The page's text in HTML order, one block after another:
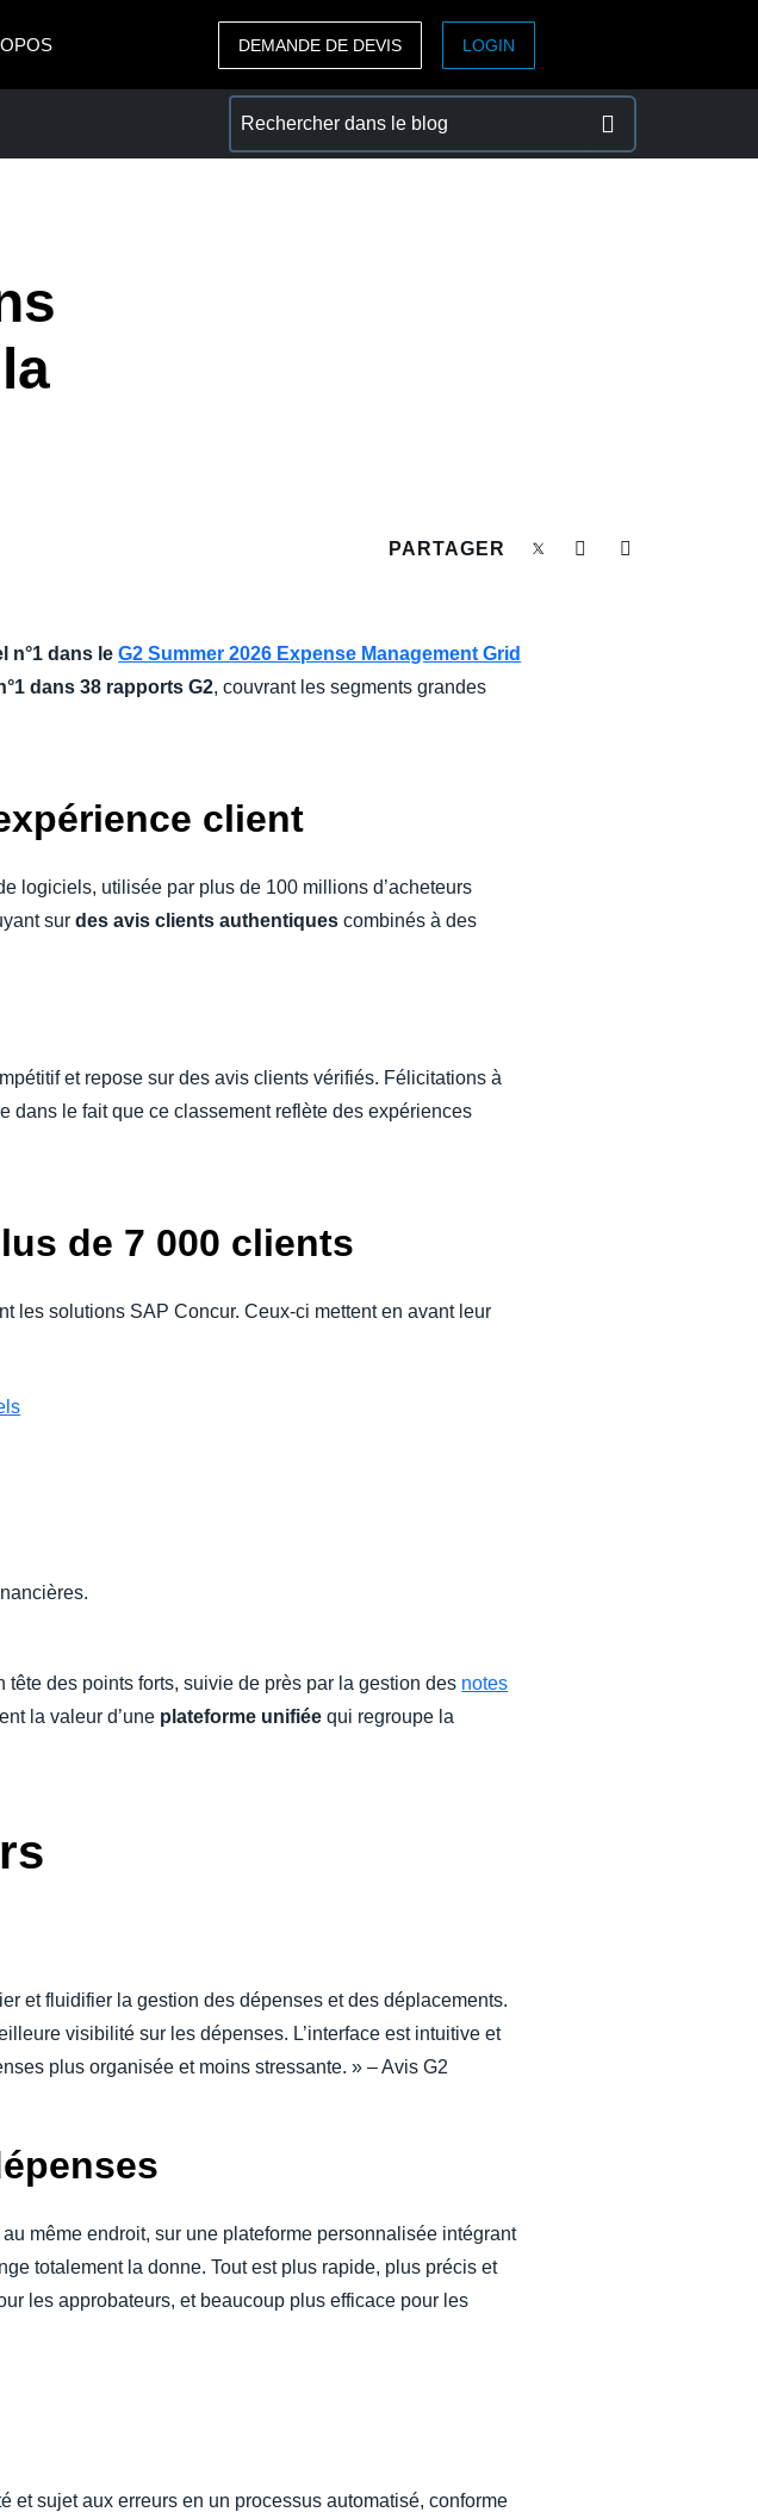
Italia (Italiano)
Norway (English)
ASIA PACIFIC
DEMANDE DE DEVIS LOGIN
PARTAGER
n°1 dans leG2 Summer 2026 Expense Management Grid
dans 38 rapports G2, couvrant les segments grandes
client
logiciels, utilisée par plus de 100 millions d’acheteurs
surdes avis clients authentiques combinés à des
et repose sur des avis clients vérifiés. Félicitations à
dans le fait que ce classement reflète des expériences
de 7 000 clients
les solutions SAP Concur. Ceux-ci mettent en avant leur
tête des points forts, suivie de près par la gestion des notes
la valeur d’une plateforme unifiée qui regroupe la
et fluidifier la gestion des dépenses et des déplacements.
visibilité sur les dépenses. L’interface est intuitive et
plus organisée et moins stressante. » – Avis G2
même endroit, sur une plateforme personnalisée intégrant
totalement la donne. Tout est plus rapide, plus précis et
les approbateurs, et beaucoup plus efficace pour les
et sujet aux erreurs en un processus automatisé, conforme